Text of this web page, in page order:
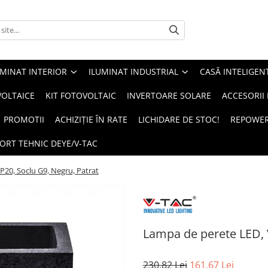
INTERIOR ILUMINAT INDUSTRIAL CASĂ
KIT FOTOVOLTAIC INVERTOARE SOLARE ACCESORII
PROMOTII ACHIZIȚIE ÎN RATE LICHIDARE DE STOC!
TEHNIC DEYE/V-TAC
Soclu G9, Negru, Patrat
Lampa de perete
230,82 Lei 161,67 Lei